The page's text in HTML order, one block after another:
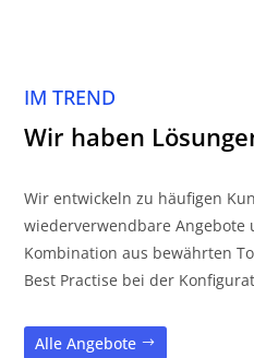
IM TREND
Wir haben
Wir entwickeln zu häufigen
wiederverwendbare Angebote
Kombination aus bewährten
Best Practise bei der
Alle Angebote